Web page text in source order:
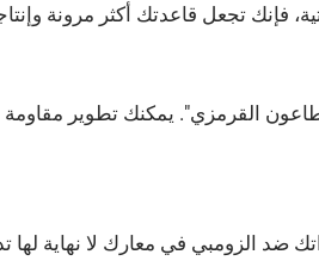
فإنك تجعل قاعدتك أكثر مرونة
القرمزي". يمكنك تطوير مقاومة
الزومبي في معارك لا نهاية لها